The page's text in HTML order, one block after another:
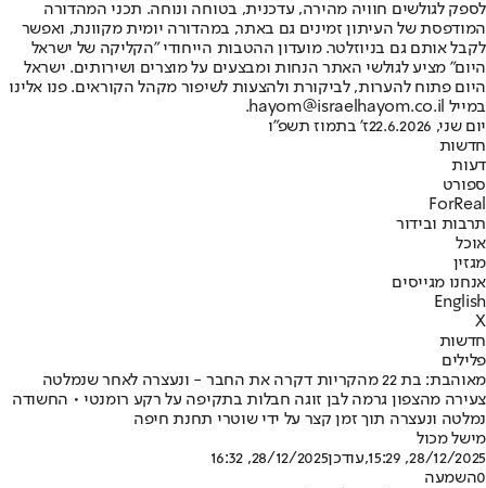
לספק לגולשים חוויה מהירה, עדכנית, בטוחה ונוחה. תכני המהדורה
המודפסת של העיתון זמינים גם באתר, במהדורה יומית מקוונת, ואפשר
לקבל אותם גם בניוזלטר. מועדון ההטבות הייחודי "הקליקה של ישראל
היום" מציע לגולשי האתר הנחות ומבצעים על מוצרים ושירותים. ישראל
היום פתוח להערות, לביקורת ולהצעות לשיפור מקהל הקוראים. פנו אלינו
במייל hayom@israelhayom.co.il.
יום שני, 22.6.2026
ז' בתמוז תשפ"ו
חדשות
דעות
ספורט
ForReal
תרבות ובידור
אוכל
מגזין
אנחנו מגייסים
English
X
חדשות
פלילים
מאוהבת: בת 22 מהקריות דקרה את החבר - ונעצרה לאחר שנמלטה
צעירה מהצפון גרמה לבן זוגה חבלות בתקיפה על רקע רומנטי • החשודה
נמלטה ונעצרה תוך זמן קצר על ידי שוטרי תחנת חיפה
מישל מכול
28/12/2025, 15:29
,עודכן28/12/2025, 16:32
0השמעה